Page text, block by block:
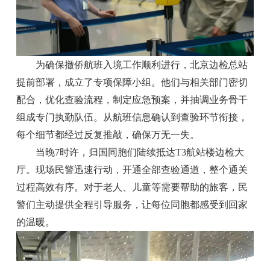
为确保撤侨航班入境工作顺利进行，北京边检总站
提前部署，成立了专项保障小组。他们与相关部门密切
配合，优化查验流程，制定应急预案，并抽调业务骨干
组成专门执勤队伍。从航班信息确认到查验环节衔接，
每个细节都经过反复推敲，确保万无一失。
当晚7时许，归国同胞们陆续抵达T3航站楼边检大
厅。现场民警迅速行动，开通全部查验通道，整个通关
过程高效有序。对于老人、儿童等需要帮助的旅客，民
警们主动提供全程引导服务，让每位同胞都感受到回家
的温暖。